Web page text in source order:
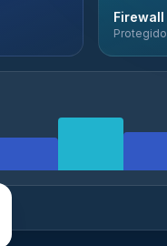
Firewall
Protegido